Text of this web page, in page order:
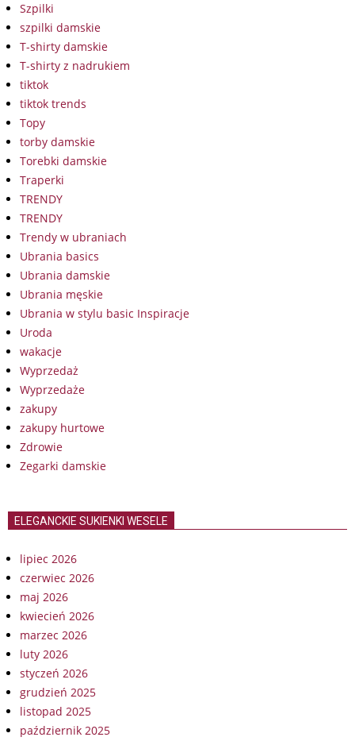
Szpilki
szpilki damskie
T-shirty damskie
T-shirty z nadrukiem
tiktok
tiktok trends
Topy
torby damskie
Torebki damskie
Traperki
TRENDY
TRENDY
Trendy w ubraniach
Ubrania basics
Ubrania damskie
Ubrania męskie
Ubrania w stylu basic Inspiracje
Uroda
wakacje
Wyprzedaż
Wyprzedaże
zakupy
zakupy hurtowe
Zdrowie
Zegarki damskie
ELEGANCKIE SUKIENKI WESELE
lipiec 2026
czerwiec 2026
maj 2026
kwiecień 2026
marzec 2026
luty 2026
styczeń 2026
grudzień 2025
listopad 2025
październik 2025